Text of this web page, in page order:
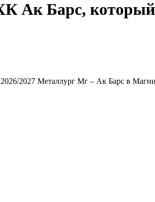
2027 Металлург Мг – Ак Барс в